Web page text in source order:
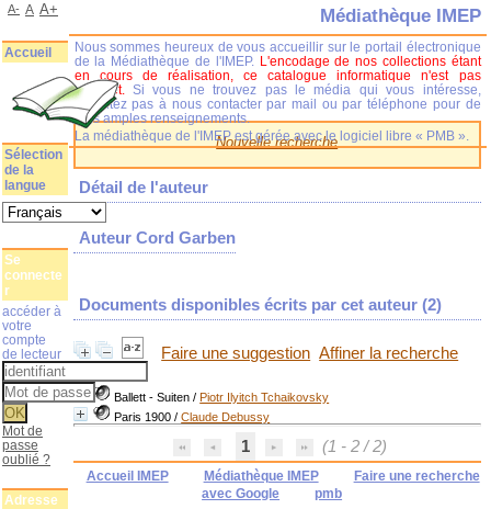
Nouvelle recherche
Détail de l'auteur
Auteur Cord Garben
Documents disponibles écrits par cet auteur (2)
Faire une suggestion Affiner la recherche
Ballett - Suiten /Piotr Ilyitch Tchaikovsky
Paris 1900 /Claude Debussy
1 (1 - 2 / 2)
Accueil IMEP Médiathèque IMEP
Faire une recherche
avec Google
pmb
Médiathèque IMEP
Nous sommes heureux de vous accueillir sur le portail électronique
de la Médiathèque de l'IMEP. L'encodage de nos collections étant
en cours de réalisation, ce catalogue informatique n'est pas
complet.
Si vous ne trouvez pas le média qui vous intéresse,
n'hésitez pas à nous contacter par mail ou par téléphone pour de
plus amples renseignements.
La médiathèque de l'IMEP est gérée avec le logiciel libre « PMB ».
A- A A+
Accueil
Sélection
de la
langue
Se
connecte
r
accéder à
votre
compte
de lecteur
Mot de
passe
oublié ?
Adresse